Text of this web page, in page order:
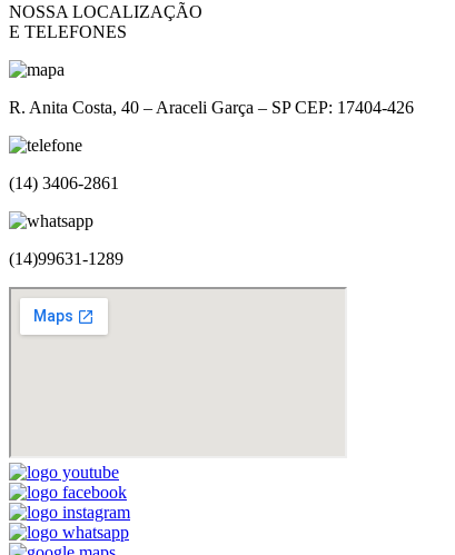
NOSSA LOCALIZAÇÃO
E TELEFONES
R. Anita Costa, 40 – Araceli Garça – SP CEP: 17404-426
(14) 3406-2861
(14)99631-1289